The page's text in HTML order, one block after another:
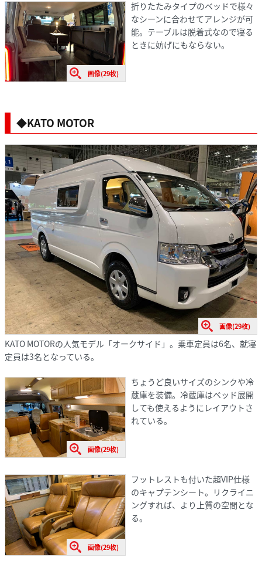
画像(29枚)
折りたたみタイプのベッドで様々
なシーンに合わせてアレンジが可
能。テーブルは脱着式なので寝る
ときに妨げにもならない。
◆KATO MOTOR
画像(29枚)
KATO MOTORの人気モデル「オークサイド」。乗車定員は6名、就寝
定員は3名となっている。
画像(29枚)
ちょうど良いサイズのシンクや冷
蔵庫を装備。冷蔵庫はベッド展開
しても使えるようにレイアウトさ
れている。
画像(29枚)
フットレストも付いた超VIP仕様
のキャプテンシート。リクライニ
ングすれば、より上質の空間とな
る。